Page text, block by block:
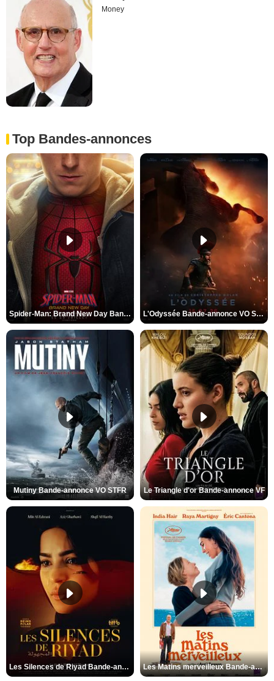
Money
Top Bandes-annonces
Spider-Man: Brand New Day Bande-annonce VO STFR L'Odyssée Bande-annonce VO STFR
Mutiny Bande-annonce VO STFR Le Triangle d'or Bande-annonce VF
Les Silences de Riyad Bande-annonce VO STFR Les Matins merveilleux Bande-annonce VF